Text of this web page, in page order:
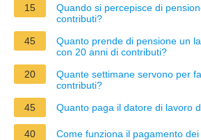
15
Quando si percepisce di
contributi?
45
Quanto prende di pensione un
con 20 anni di contributi?
20
Quante settimane servono per
contributi?
45
Quanto paga il datore di lavoro
40 Come funziona il pagamento